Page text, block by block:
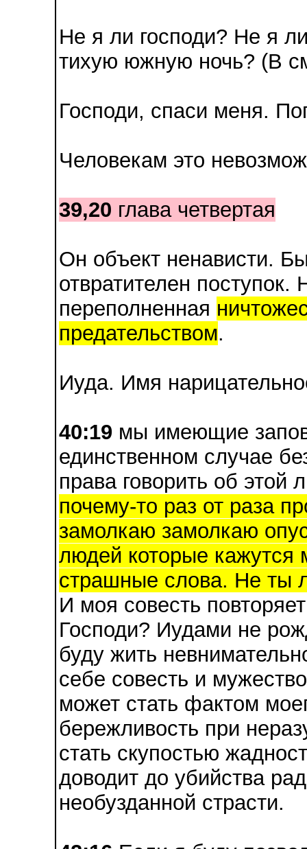
Не я ли господи? Не я
тихую южную ночь? (В
Господи, спаси меня.
Человекам это
39,20 глава четвертая
Он объект ненависти.
отвратителен
переполненная
предательством.
Иуда. Имя
40:19 мы имеющие
единственном случае
права говорить об этой
почему-то раз от раза
замолкаю замолкаю
людей которые кажутся
страшные слова. Не ты
И моя совесть
Господи? Иудами не
буду жить
себе совесть и
может стать фактом
бережливость при
стать скупостью
доводит до убийства
необузданной страсти.